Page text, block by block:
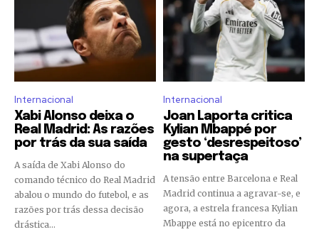
Internacional
Xabi Alonso deixa o
Real Madrid: As razões
por trás da sua saída
A saída de Xabi Alonso do
comando técnico do Real Madrid
abalou o mundo do futebol, e as
razões por trás dessa decisão
drástica...
Internacional
Joan Laporta critica
Kylian Mbappé por
gesto ‘desrespeitoso’
na supertaça
A tensão entre Barcelona e Real
Madrid continua a agravar-se, e
agora, a estrela francesa Kylian
Mbappe está no epicentro da